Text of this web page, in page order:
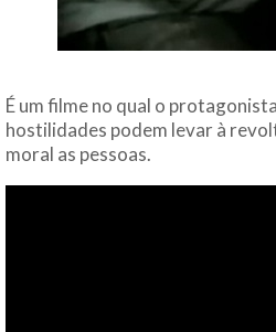
É um filme no qual o
hostilidades podem levar à
moral as pessoas.